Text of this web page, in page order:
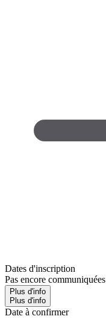
Dates d'inscription
Pas encore communiquées
Plus d'info
Plus d'info
Date à confirmer